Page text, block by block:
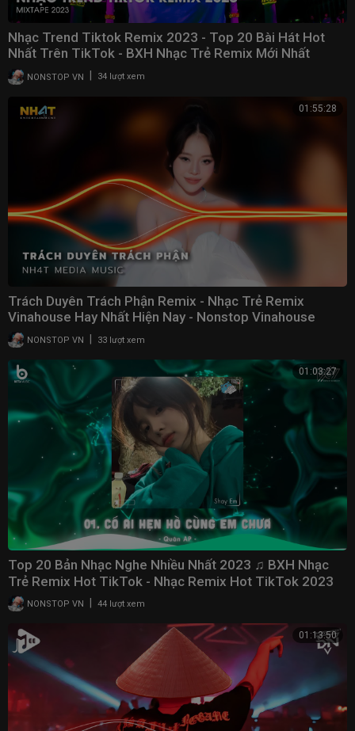
Nhạc Trend Tiktok Remix 2023 - Top 20 Bài Hát Hot
Nhất Trên TikTok - BXH Nhạc Trẻ Remix Mới Nhất
NONSTOP VN 34 lượt xem
01:55:28
Trách Duyên Trách Phận Remix - Nhạc Trẻ Remix
Vinahouse Hay Nhất Hiện Nay - Nonstop Vinahouse
2023NONSTOP VN 33 lượt xem
01:03:27
Top 20 Bản Nhạc Nghe Nhiều Nhất 2023 ♫ BXH Nhạc
Trẻ Remix Hot TikTok - Nhạc Remix Hot TikTok 2023
NONSTOP VN 44 lượt xem
01:13:50